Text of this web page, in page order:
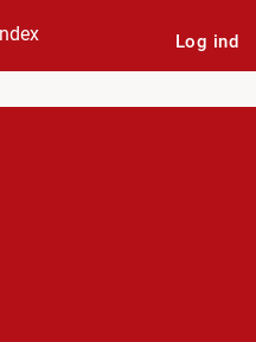
Log ind